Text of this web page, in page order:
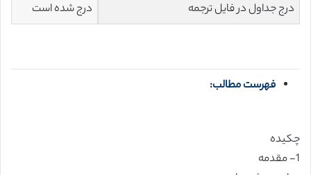
درج جداول در فایل ترجمه
درج شده است
فهرست مطالب:
چکیده
1- مقدمه